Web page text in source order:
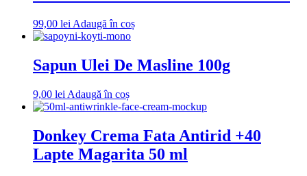
99,00 lei Adaugă în coș
Sapun Ulei De Masline 100g
9,00 lei Adaugă în coș
Donkey Crema Fata Antirid +40
Lapte Magarita 50 ml